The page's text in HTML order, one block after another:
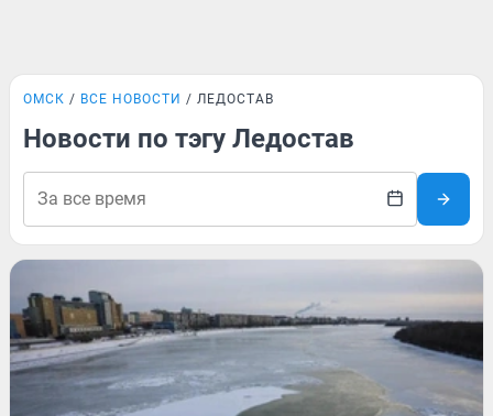
ОМСК ВСЕ НОВОСТИ ЛЕДОСТАВ
Новости по тэгу Ледостав